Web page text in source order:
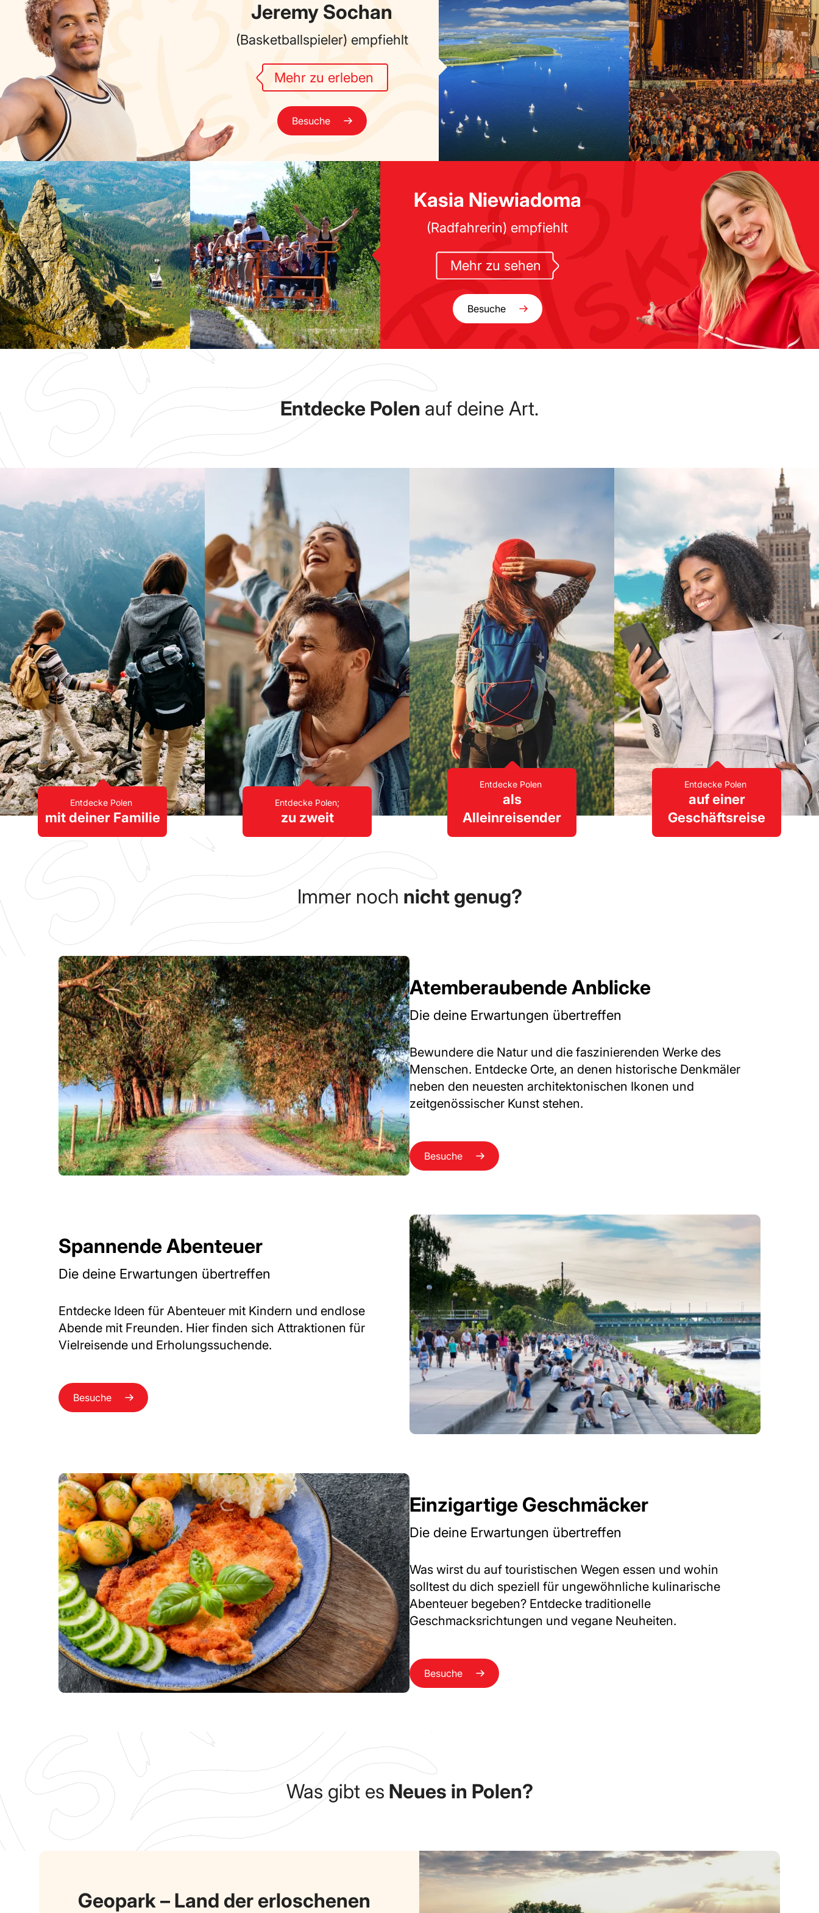
Jeremy Sochan
(Basketballspieler) empfiehlt
Mehr zu erleben
Besuche
Kasia Niewiadoma
(Radfahrerin) empfiehlt
Mehr zu sehen
Besuche
Entdecke Polen auf deine Art.
Entdecke Polen
mit deiner Familie
Entdecke Polen;
zu zweit
Entdecke Polen
als
Alleinreisender
Entdecke Polen
auf einer
Geschäftsreise
Immer noch nicht genug?
Atemberaubende Anblicke
Die deine Erwartungen übertreffen
Bewundere die Natur und die faszinierenden Werke des
Menschen. Entdecke Orte, an denen historische Denkmäler
neben den neuesten architektonischen Ikonen und
zeitgenössischer Kunst stehen.
Besuche
Spannende Abenteuer
Die deine Erwartungen übertreffen
Entdecke Ideen für Abenteuer mit Kindern und endlose
Abende mit Freunden. Hier finden sich Attraktionen für
Vielreisende und Erholungssuchende.
Besuche
Einzigartige Geschmäcker
Die deine Erwartungen übertreffen
Was wirst du auf touristischen Wegen essen und wohin
solltest du dich speziell für ungewöhnliche kulinarische
Abenteuer begeben? Entdecke traditionelle
Geschmacksrichtungen und vegane Neuheiten.
Besuche
Was gibt es Neues in Polen?
Geopark – Land der erloschenen